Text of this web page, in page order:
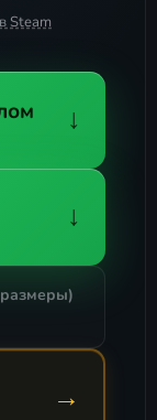
Steam
↓
↓
→